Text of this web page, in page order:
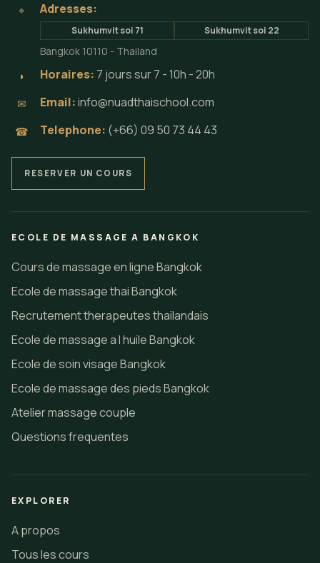
⌖ Adresses:
Sukhumvit soi 71 Sukhumvit soi 22
Bangkok 10110 - Thailand
◗ Horaires: 7 jours sur 7 - 10h - 20h
✉ Email:info@nuadthaischool.com
☎ Telephone: (+66) 09 50 73 44 43
RESERVER UN COURS
ECOLE DE MASSAGE A BANGKOK
Cours de massage en ligne Bangkok
Ecole de massage thai Bangkok
Recrutement therapeutes thailandais
Ecole de massage a l huile Bangkok
Ecole de soin visage Bangkok
Ecole de massage des pieds Bangkok
Atelier massage couple
Questions frequentes
EXPLORER
A propos
Tous les cours